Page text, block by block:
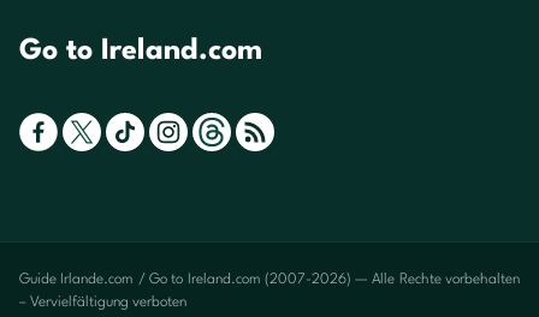
Go to Ireland.com
Guide Irlande.com / Go to Ireland.com (2007-2026) — Alle Rechte vorbehalten
– Vervielfältigung verboten